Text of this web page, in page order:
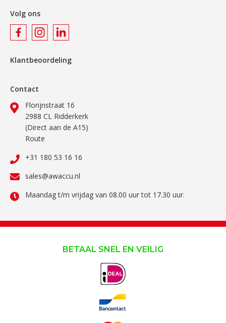
Volg ons
Klantbeoordeling
Contact
Florijnstraat 16
2988 CL Ridderkerk
(Direct aan de A15)
Route
+31 180 53 16 16
sales@awaccu.nl
Maandag t/m vrijdag van 08.00 uur tot 17.30 uur.
BETAAL SNEL EN VEILIG